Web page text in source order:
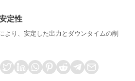
定性
より、安定した出力とダウンタイムの削